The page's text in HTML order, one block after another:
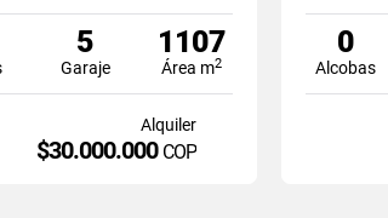
5
Garaje
1107
Área m2
Alquiler
$30.000.000 COP
0
Alcobas